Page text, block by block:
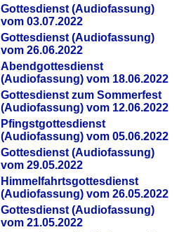
Gottesdienst (Audiofassung)
vom 03.07.2022
Gottesdienst (Audiofassung)
vom 26.06.2022
Abendgottesdienst
(Audiofassung) vom 18.06.2022
Gottesdienst zum Sommerfest
(Audiofassung) vom 12.06.2022
Pfingstgottesdienst
(Audiofassung) vom 05.06.2022
Gottesdienst (Audiofassung)
vom 29.05.2022
Himmelfahrtsgottesdienst
(Audiofassung) vom 26.05.2022
Gottesdienst (Audiofassung)
vom 21.05.2022